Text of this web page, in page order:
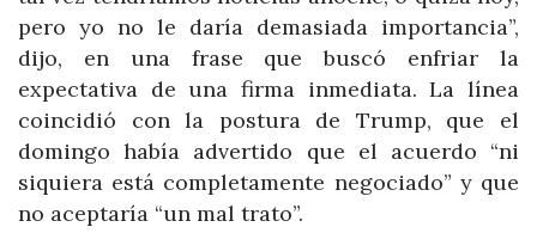
pero yo no le daría demasiada importancia”,
dijo, en una frase que buscó enfriar la
expectativa de una firma inmediata. La línea
coincidió con la postura de Trump, que el
domingo había advertido que el acuerdo “ni
siquiera está completamente negociado” y que
no aceptaría “un mal trato”.